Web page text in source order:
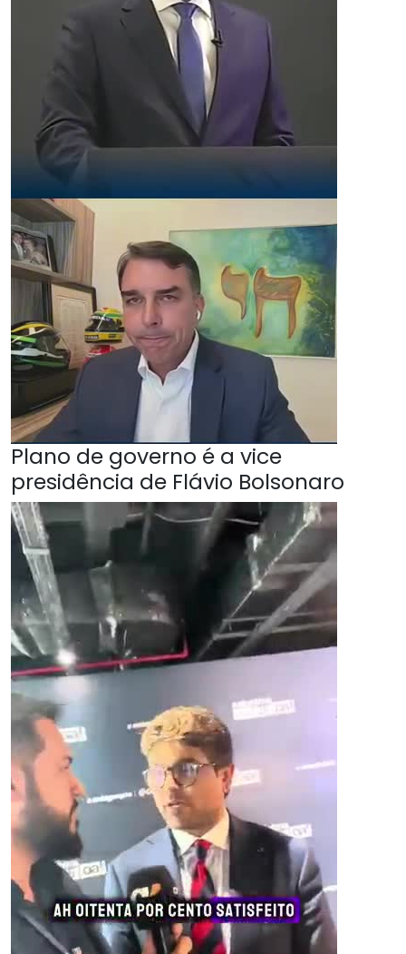
Plano de governo é a vice
presidência de Flávio Bolsonaro